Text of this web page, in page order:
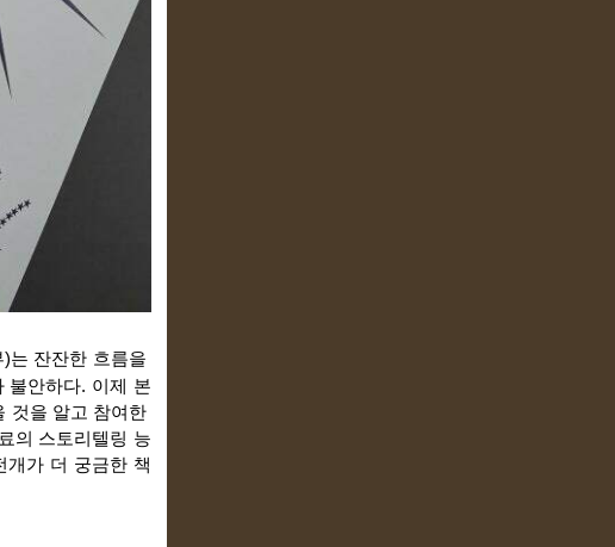
는 잔잔한 흐름을
불안하다. 이제 본
것을 알고 참여한
의 스토리텔링 능
개가 더 궁금한 책